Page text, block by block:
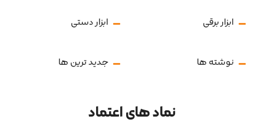
ابزار برقی ابزار دستی
نوشته ها جدید ترین ها
نماد های اعتماد